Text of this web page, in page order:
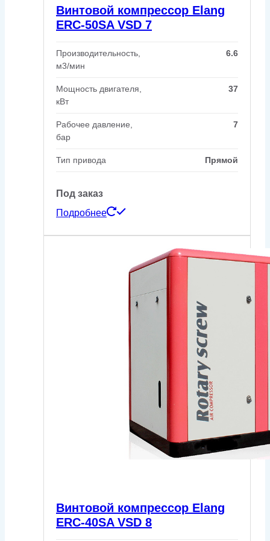
Винтовой компрессор Elang
ERC-50SA VSD 7
Производительность,
м3/мин
6.6
Мощность двигателя,
кВт
37
Рабочее давление,
бар
7
Тип привода Прямой
Под заказ
Подробнее
Винтовой компрессор Elang
ERC-40SA VSD 8